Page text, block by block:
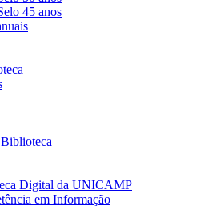
45 anos
Digital da UNICAMP
em Informação